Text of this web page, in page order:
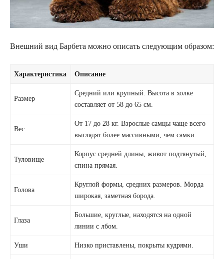
Внешний вид Барбета можно описать следующим образом:
Характеристика Описание
Размер
Средний или крупный. Высота в холке
составляет от 58 до 65 см.
Вес
От 17 до 28 кг. Взрослые самцы чаще всего
выглядят более массивными, чем самки.
Туловище
Корпус средней длины, живот подтянутый,
спина прямая.
Голова
Круглой формы, средних размеров. Морда
широкая, заметная борода.
Глаза
Большие, круглые, находятся на одной
линии с лбом.
Уши Низко приставлены, покрыты кудрями.